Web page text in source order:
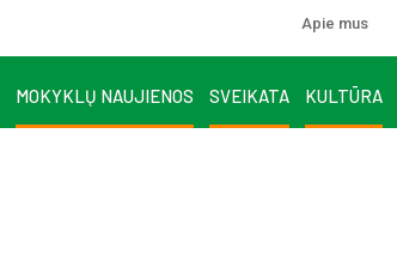
Apie mus
MOKYKLŲ NAUJIENOS SVEIKATA KULTŪRA